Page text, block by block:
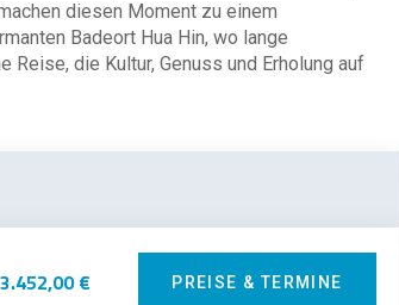
diesen Moment zu einem
Badeort Hua Hin, wo lange
Reise, die Kultur, Genuss und Erholung auf
3.452,00 € PREISE & TERMINE